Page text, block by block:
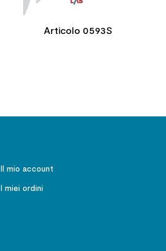
Articolo 0593S
Il mio account
I miei ordini